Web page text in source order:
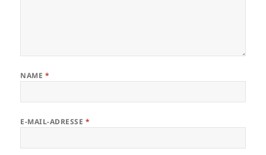
NAME *
E-MAIL-ADRESSE *